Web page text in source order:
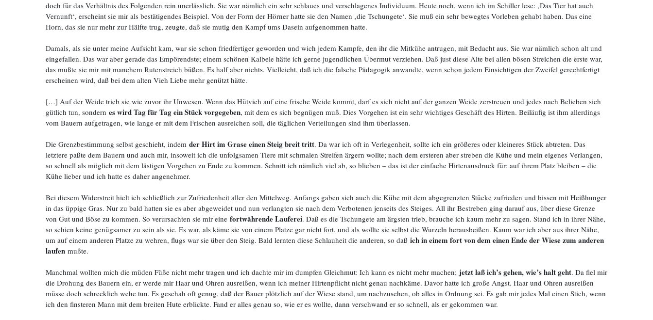
doch für das Verhältnis des Folgenden rein unerlässlich. Sie war nämlich ein sehr schlaues und verschlagenes Individuum. Heute noch, wenn ich im Schiller lese: ‚Das Tier hat auch
Vernunft‘, erscheint sie mir als bestätigendes Beispiel. Von der Form der Hörner hatte sie den Namen ‚die Tschungete‘. Sie muß ein sehr bewegtes Vorleben gehabt haben. Das eine
Horn, das sie nur mehr zur Hälfte trug, zeugte, daß sie mutig den Kampf ums Dasein aufgenommen hatte.
Damals, als sie unter meine Aufsicht kam, war sie schon friedfertiger geworden und wich jedem Kampfe, den ihr die Mitkühe antrugen, mit Bedacht aus. Sie war nämlich schon alt und
eingefallen. Das war aber gerade das Empörendste; einem schönen Kalbele hätte ich gerne jugendlichen Übermut verziehen. Daß just diese Alte bei allen bösen Streichen die erste war,
das mußte sie mir mit manchem Rutenstreich büßen. Es half aber nichts. Vielleicht, daß ich die falsche Pädagogik anwandte, wenn schon jedem Einsichtigen der Zweifel gerechtfertigt
erscheinen wird, daß bei dem alten Vieh Liebe mehr genützt hätte.
[…] Auf der Weide trieb sie wie zuvor ihr Unwesen. Wenn das Hütvieh auf eine frische Weide kommt, darf es sich nicht auf der ganzen Weide zerstreuen und jedes nach Belieben sich
gütlich tun, sondern es wird Tag für Tag ein Stück vorgegeben, mit dem es sich begnügen muß. Dies Vorgehen ist ein sehr wichtiges Geschäft des Hirten. Beiläufig ist ihm allerdings
vom Bauern aufgetragen, wie lange er mit dem Frischen ausreichen soll, die täglichen Verteilungen sind ihm überlassen.
Die Grenzbestimmung selbst geschieht, indem der Hirt im Grase einen Steig breit tritt. Da war ich oft in Verlegenheit, sollte ich ein größeres oder kleineres Stück abtreten. Das
letztere paßte dem Bauern und auch mir, insoweit ich die unfolgsamen Tiere mit schmalen Streifen ärgern wollte; nach dem ersteren aber streben die Kühe und mein eigenes Verlangen,
so schnell als möglich mit dem lästigen Vorgehen zu Ende zu kommen. Schnitt ich nämlich viel ab, so blieben – das ist der einfache Hirtenausdruck für: auf ihrem Platz bleiben – die
Kühe lieber und ich hatte es daher angenehmer.
Bei diesem Widerstreit hielt ich schließlich zur Zufriedenheit aller den Mittelweg. Anfangs gaben sich auch die Kühe mit dem abgegrenzten Stücke zufrieden und bissen mit Heißhunger
in das üppige Gras. Nur zu bald hatten sie es aber abgeweidet und nun verlangten sie nach dem Verbotenen jenseits des Steiges. All ihr Bestreben ging darauf aus, über diese Grenze
von Gut und Böse zu kommen. So verursachten sie mir eine fortwährende Lauferei. Daß es die Tschungete am ärgsten trieb, brauche ich kaum mehr zu sagen. Stand ich in ihrer Nähe,
so schien keine genügsamer zu sein als sie. Es war, als käme sie von einem Platze gar nicht fort, und als wollte sie selbst die Wurzeln herausbeißen. Kaum war ich aber aus ihrer Nähe,
um auf einem anderen Platze zu wehren, flugs war sie über den Steig. Bald lernten diese Schlauheit die anderen, so daß ich in einem fort von dem einen Ende der Wiese zum anderen
laufen mußte.
Manchmal wollten mich die müden Füße nicht mehr tragen und ich dachte mir im dumpfen Gleichmut: Ich kann es nicht mehr machen; jetzt laß ich’s gehen, wie’s halt geht. Da fiel mir
die Drohung des Bauern ein, er werde mir Haar und Ohren ausreißen, wenn ich meiner Hirtenpflicht nicht genau nachkäme. Davor hatte ich große Angst. Haar und Ohren ausreißen
müsse doch schrecklich wehe tun. Es geschah oft genug, daß der Bauer plötzlich auf der Wiese stand, um nachzusehen, ob alles in Ordnung sei. Es gab mir jedes Mal einen Stich, wenn
ich den finsteren Mann mit dem breiten Hute erblickte. Fand er alles genau so, wie er es wollte, dann verschwand er so schnell, als er gekommen war.